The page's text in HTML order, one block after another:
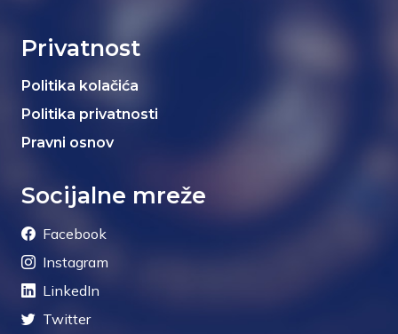
Privatnost
Politika kolačića
Politika privatnosti
Pravni osnov
Socijalne mreže
Facebook
Instagram
LinkedIn
Twitter